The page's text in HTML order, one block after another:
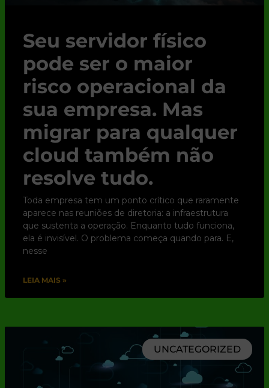
Seu servidor físico
pode ser o maior
risco operacional da
sua empresa. Mas
migrar para qualquer
cloud também não
resolve tudo.
Toda empresa tem um ponto crítico que raramente
aparece nas reuniões de diretoria: a infraestrutura
que sustenta a operação. Enquanto tudo funciona,
ela é invisível. O problema começa quando para. E,
nesse
LEIA MAIS »
UNCATEGORIZED